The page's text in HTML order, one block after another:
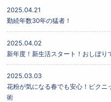
2025.04.21
勤続年数30年の猛者！
2025.04.02
新年度！新生活スタート！おしぼり
2025.03.03
花粉が気になる春でも安心！ピクニ
術